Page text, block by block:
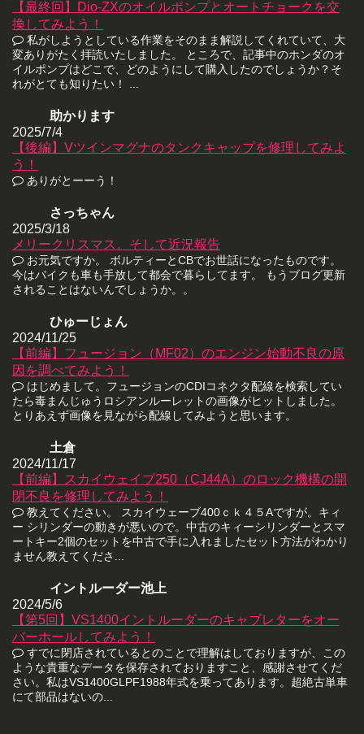
【最終回】Dio-ZXのオイルポンプとオートチョークを交
換してみよう！
私がしようとしている作業をそのまま解説してくれていて、大
変ありがたく拝読いたしました。 ところで、記事中のホンダのオ
イルポンプはどこで、どのようにして購入したのでしょうか？そ
れがとても知りたい！ ...
助かります
2025/7/4
【後編】Vツインマグナのタンクキャップを修理してみよ
う！
ありがとーーう！
さっちゃん
2025/3/18
メリークリスマス。そして近況報告
お元気ですか。 ボルティーとCBでお世話になったものです。
今はバイクも車も手放して都会で暮らしてます。 もうブログ更新
されることはないんでしょうか。。
ひゅーじょん
2024/11/25
【前編】フュージョン（MF02）のエンジン始動不良の原
因を調べてみよう！
はじめまして。フュージョンのCDIコネクタ配線を検索してい
たら毒まんじゅうロシアンルーレットの画像がヒットしました。
とりあえず画像を見ながら配線してみようと思います。
土倉
2024/11/17
【前編】スカイウェイブ250（CJ44A）のロック機構の開
閉不良を修理してみよう！
教えてください。 スカイウェーブ400ｃｋ４５Aですが。キィ
ー シリンダーの動きが悪いので。中古のキィーシリンダーとスマ
ートキー2個のセットを中古で手に入れましたセット方法がわかり
ません教えてくださ...
イントルーダー池上
2024/5/6
【第5回】VS1400イントルーダーのキャブレターをオー
バーホールしてみよう！
すでに閉店されているとのことで理解はしておりますが、この
ような貴重なデータを保存されておりますこと、感謝させてくだ
さい。私はVS1400GLPF1988年式を乗ってあります。超絶古単車
にて部品はないの...